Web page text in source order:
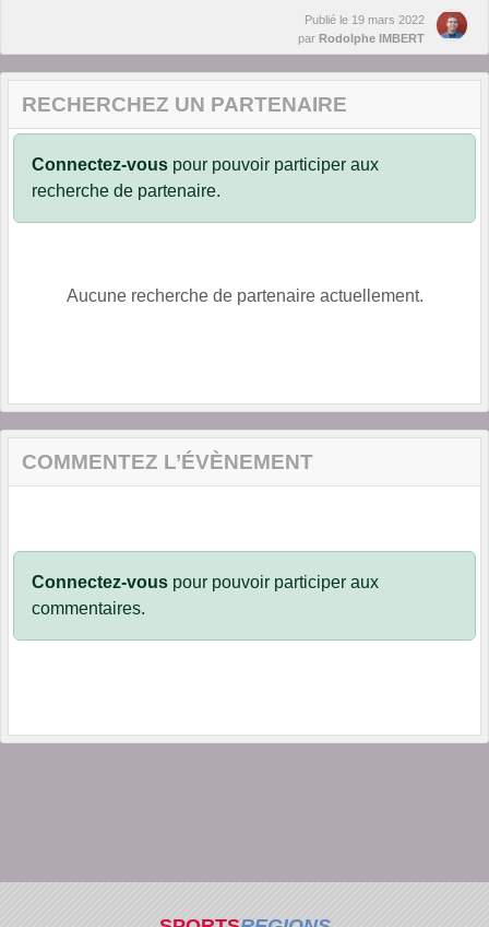
Publié le 19 mars 2022
par Rodolphe IMBERT
RECHERCHEZ UN PARTENAIRE
Connectez-vous pour pouvoir participer aux
recherche de partenaire.
Aucune recherche de partenaire actuellement.
COMMENTEZ L’ÉVÈNEMENT
Connectez-vous pour pouvoir participer aux
commentaires.